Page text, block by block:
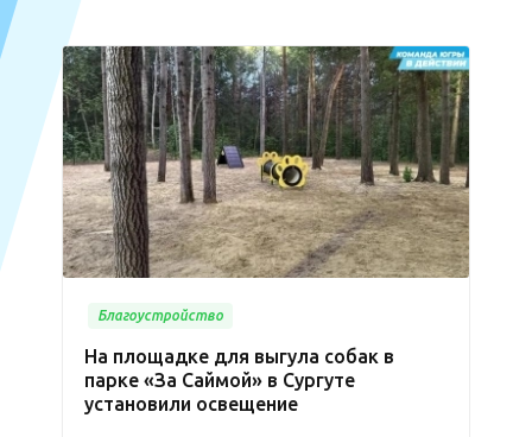
Благоустройство
На площадке для выгула собак в
парке «За Саймой» в Сургуте
установили освещение